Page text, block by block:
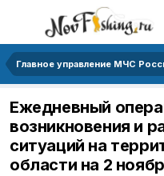
Ежедневный
возникновения и
ситуаций на
области на 2